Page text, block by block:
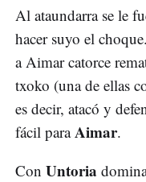
Al ataundarra se le
hacer suyo el
a Aimar catorce
txoko (una de ellas
es decir, atacó y
fácil paraAimar.
Con Untoria